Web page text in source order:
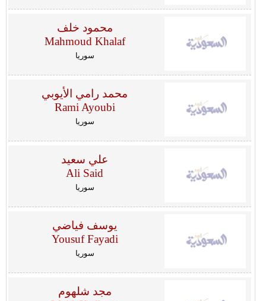
محمود خلف
Mahmoud Khalaf
سوريا
محمد رامي الأيوبي
Rami Ayoubi
سوريا
علي سعيد
Ali Said
سوريا
يوسف فياضي
Yousuf Fayadi
سوريا
مجد شلهوم